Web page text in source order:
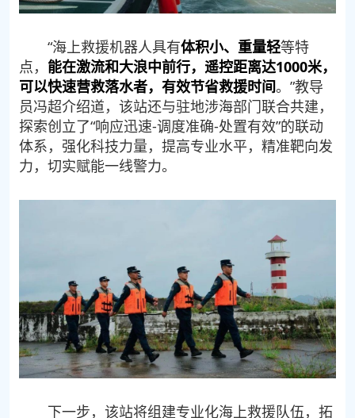
“海上救援机器人具有体积小、重量轻等特
点， 能在激流和大浪中前行，遥控距离达1000米，
可以快速营救落水者，有效节省救援时间。”教导
员冯超介绍道，该站还与驻地涉海部门联合共建，
探索创立了“响应迅速-调度准确-处置有效”的联动
体系，强化科技力量，提高专业水平，精准靶向发
力，切实赋能一线警力。
下一步，该站将组建专业化海上救援队伍，拓